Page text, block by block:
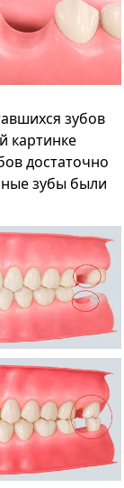
зубов
картинке
достаточно
зубы были